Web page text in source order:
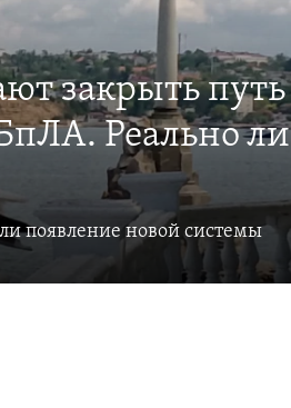
закрыть путь
Реально ли
появление новой системы